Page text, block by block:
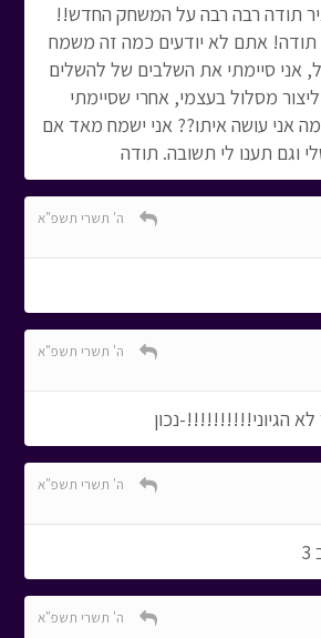
תודה רבה רבה על המשחק החדש!!
תודה! אתם לא יודעים כמה זה משמח
אני סיימתי את השלבים של להשלים
מסלול בעצמי, אחרי שסיימתי
אני עושה איתו?? אני ישמח מאד אם
וגם תענו לי תשובה. תודה
ה' תשרי תשפ"א
ה' תשרי תשפ"א
הגיוני!!!!!!!!!!-נכון
ה' תשרי תשפ"א
ה' תשרי תשפ"א